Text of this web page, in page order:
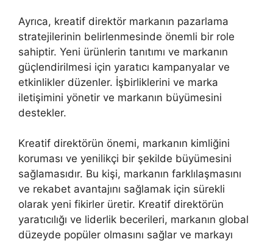
Ayrıca, kreatif direktör markanın pazarlama
stratejilerinin belirlenmesinde önemli bir role
sahiptir. Yeni ürünlerin tanıtımı ve markanın
güçlendirilmesi için yaratıcı kampanyalar ve
etkinlikler düzenler. İşbirliklerini ve marka
iletişimini yönetir ve markanın büyümesini
destekler.
Kreatif direktörün önemi, markanın kimliğini
koruması ve yenilikçi bir şekilde büyümesini
sağlamasıdır. Bu kişi, markanın farklılaşmasını
ve rekabet avantajını sağlamak için sürekli
olarak yeni fikirler üretir. Kreatif direktörün
yaratıcılığı ve liderlik becerileri, markanın global
düzeyde popüler olmasını sağlar ve markayı